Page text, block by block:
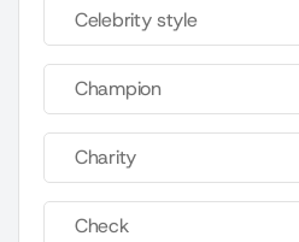
Celebrity style
Champion
Charity
Check